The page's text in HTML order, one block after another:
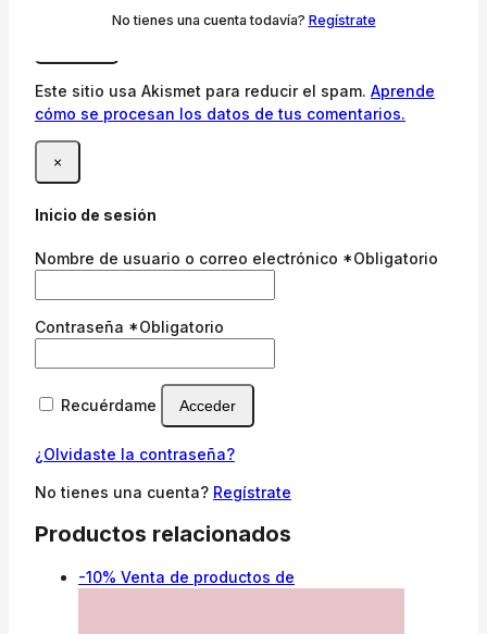
Este sitio usa Akismet para reducir el spam. Aprende
cómo se procesan los datos de tus comentarios.
×
Inicio de sesión
Nombre de usuario o correo electrónico *Obligatorio
Contraseña *Obligatorio
Recuérdame Acceder
¿Olvidaste la contraseña?
No tienes una cuenta? Regístrate
Productos relacionados
-10% Venta de productos de
No tienes una cuenta todavía? Regístrate